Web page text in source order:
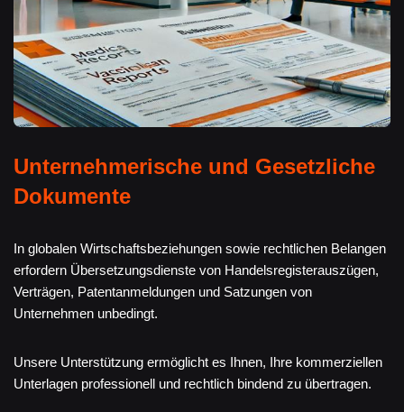
Unternehmerische und Gesetzliche
Dokumente
In globalen Wirtschaftsbeziehungen sowie rechtlichen Belangen
erfordern Übersetzungsdienste von Handelsregisterauszügen,
Verträgen, Patentanmeldungen und Satzungen von
Unternehmen unbedingt.
Unsere Unterstützung ermöglicht es Ihnen, Ihre kommerziellen
Unterlagen professionell und rechtlich bindend zu übertragen.